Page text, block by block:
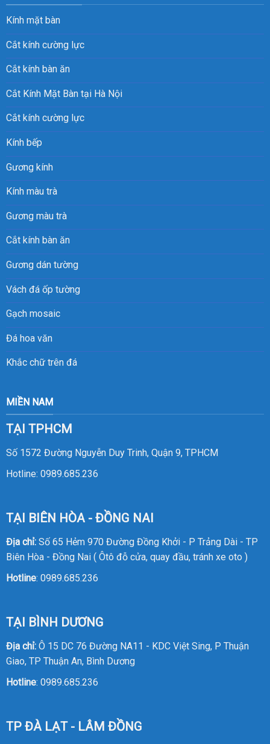
Kính mặt bàn
Cắt kính cường lực
Cắt kính bàn ăn
Cắt Kính Mặt Bàn tại Hà Nội
Cắt kính cường lực
Kính bếp
Gương kính
Kính màu trà
Gương màu trà
Cắt kính bàn ăn
Gương dán tường
Vách đá ốp tường
Gạch mosaic
Đá hoa văn
Khắc chữ trên đá
MIỀN NAM
TẠI TPHCM
Số 1572 Đường Nguyễn Duy Trinh, Quận 9, TPHCM
Hotline: 0989.685.236
TẠI BIÊN HÒA - ĐỒNG NAI
Địa chỉ:Số 65 Hẻm 970 Đường Đồng Khởi - P Trảng Dài - TP
Biên Hòa - Đồng Nai ( Ôtô đỗ cửa, quay đầu, tránh xe oto )
Hotline: 0989.685.236
TẠI BÌNH DƯƠNG
Địa chỉ:Ô 15 DC 76 Đường NA11 - KDC Việt Sing, P Thuận
Giao, TP Thuận An, Bình Dương
Hotline: 0989.685.236
TP ĐÀ LẠT - LÂM ĐỒNG